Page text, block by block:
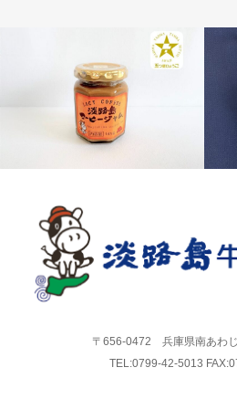
〒656-0472 兵庫県南あわ
TEL:0799-42-5013